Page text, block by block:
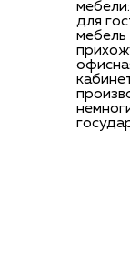
для
мебель